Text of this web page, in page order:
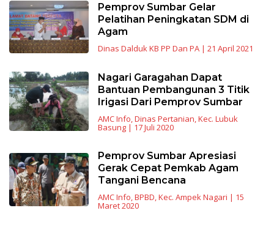
Pemprov Sumbar Gelar
Pelatihan Peningkatan SDM di
Agam
Dinas Dalduk KB PP Dan PA| 21 April 2021
Nagari Garagahan Dapat
Bantuan Pembangunan 3 Titik
Irigasi Dari Pemprov Sumbar
AMC Info Dinas Pertanian Kec. Lubuk
Basung| 17 Juli 2020
Pemprov Sumbar Apresiasi
Gerak Cepat Pemkab Agam
Tangani Bencana
AMC Info BPBD Kec. Ampek Nagari | 15
Maret 2020